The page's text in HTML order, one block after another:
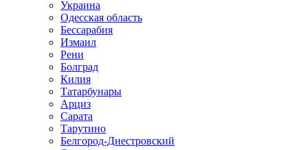
Украина
Одесская область
Бессарабия
Измаил
Рени
Болград
Килия
Татарбунары
Арциз
Сарата
Тарутино
Белгород-Днестровский